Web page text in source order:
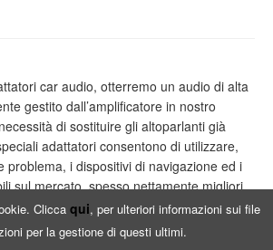
car audio, otterremo un audio di alta
gestito dall’amplificatore in nostro
di sostituire gli altoparlanti già
adattatori consentono di utilizzare,
problema, i dispositivi di navigazione ed i
sul mercato, spesso nettamente migliori
di serie.
Clicca qui, per ulteriori informazioni sui file
per la gestione di questi ultimi.